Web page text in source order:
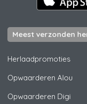
Meest verzonden
Herlaadpromoties
Opwaarderen Alou
Opwaarderen Digi